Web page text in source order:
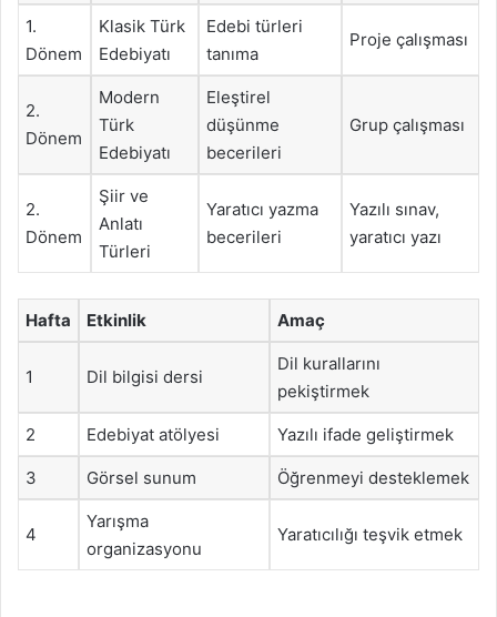
1.
Dönem
Klasik Türk
Edebiyatı
Edebi türleri
tanıma
Proje çalışması
2.
Dönem
Modern
Türk
Edebiyatı
Eleştirel
düşünme
becerileri
Grup çalışması
2.
Dönem
Şiir ve
Anlatı
Türleri
Yaratıcı yazma
becerileri
Yazılı sınav,
yaratıcı yazı
Hafta Etkinlik Amaç
1 Dil bilgisi dersi
Dil kurallarını
pekiştirmek
2 Edebiyat atölyesi Yazılı ifade geliştirmek
3 Görsel sunum Öğrenmeyi desteklemek
4
Yarışma
organizasyonu
Yaratıcılığı teşvik etmek